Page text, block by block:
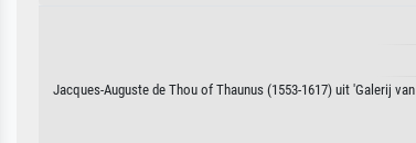
Jacques-Auguste de Thou of Thaunus (1553-1617) uit 'Galerij